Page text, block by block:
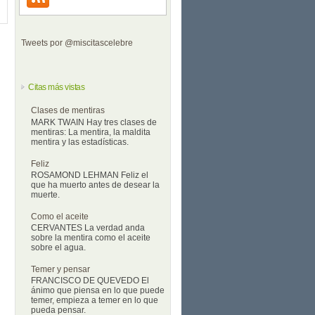
Tweets por @miscitascelebre
Citas más vistas
Clases de mentiras
MARK TWAIN Hay tres clases de
mentiras: La mentira, la maldita
mentira y las estadísticas.
Feliz
ROSAMOND LEHMAN Feliz el
que ha muerto antes de desear la
muerte.
Como el aceite
CERVANTES La verdad anda
sobre la mentira como el aceite
sobre el agua.
Temer y pensar
FRANCISCO DE QUEVEDO El
ánimo que piensa en lo que puede
temer, empieza a temer en lo que
pueda pensar.